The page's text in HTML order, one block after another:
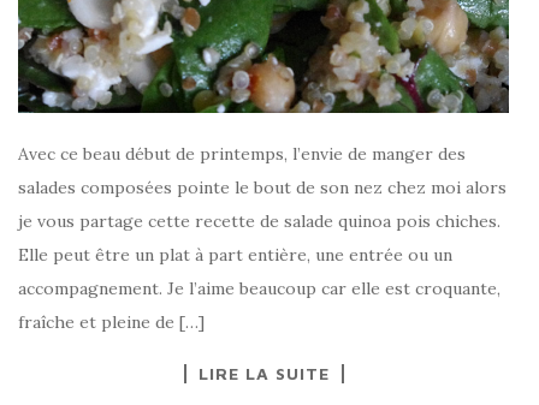
Avec ce beau début de printemps, l’envie de manger des
salades composées pointe le bout de son nez chez moi alors
je vous partage cette recette de salade quinoa pois chiches.
Elle peut être un plat à part entière, une entrée ou un
accompagnement. Je l’aime beaucoup car elle est croquante,
fraîche et pleine de […]
LIRE LA SUITE